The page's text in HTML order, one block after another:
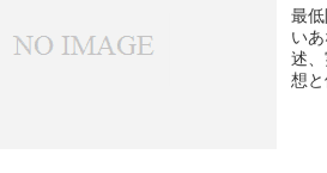
最
い
述
想
解